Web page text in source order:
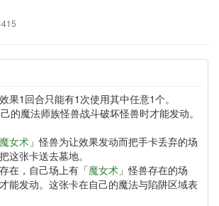
1回合只能有1次使用其中任意1个。
的魔法师族怪兽战斗破坏怪兽时才能发动。
魔女术」怪兽为让效果发动而把手卡丢弃的场
这张卡送去墓地。
在，自己场上有「魔女术」怪兽存在的场
能发动。这张卡在自己的魔法与陷阱区域表